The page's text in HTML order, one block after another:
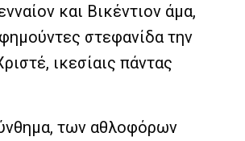
και Βικέντιον άμα,
στεφανίδα την
ικεσίαις πάντας
των αθλοφόρων